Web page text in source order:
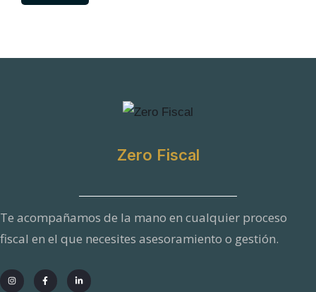
Zero Fiscal
Te acompañamos de la mano en cualquier proceso
fiscal en el que necesites asesoramiento o gestión.